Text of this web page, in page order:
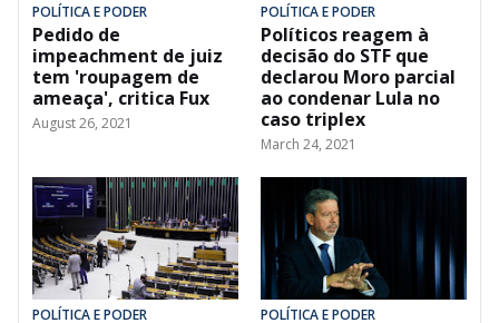
POLÍTICA E PODER
Pedido de
impeachment de juiz
tem 'roupagem de
ameaça', critica Fux
August 26, 2021
POLÍTICA E PODER
Políticos reagem à
decisão do STF que
declarou Moro parcial
ao condenar Lula no
caso triplex
March 24, 2021
POLÍTICA E PODER POLÍTICA E PODER